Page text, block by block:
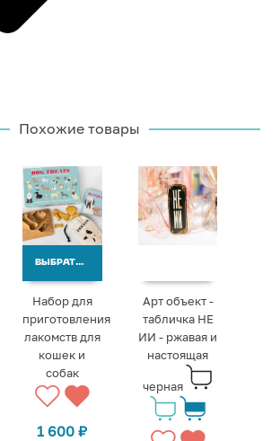
Похожие товары
ВЫБРАТЬ ВАРИАНТЫ
Набор для
приготовления
лакомств для
кошек и
собак
1 600₽
Арт объект -
табличка НЕ
ИИ - ржавая и
настоящая
черная